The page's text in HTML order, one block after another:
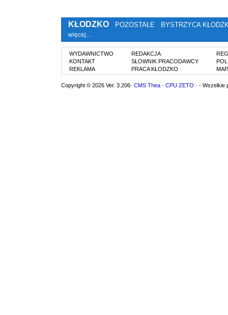
KŁODZKO POZOSTAŁE BYSTRZYCA
więcej…
WYDAWNICTWO
KONTAKT
REKLAMA
REDAKCJA
SŁOWNIK PRACODAWCY
PRACA KŁODZKO
Copyright © 2026 Ver. 3.206· CMS Thea · CPU ZETO · - Wszelkie